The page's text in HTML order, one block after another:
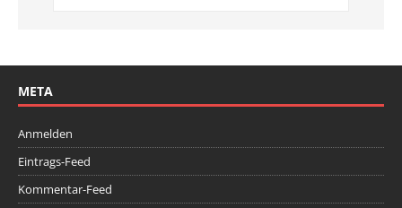
META
Anmelden
Eintrags-Feed
Kommentar-Feed